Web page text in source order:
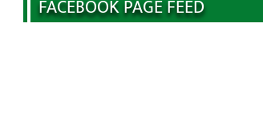
FACEBOOK PAGE FEED